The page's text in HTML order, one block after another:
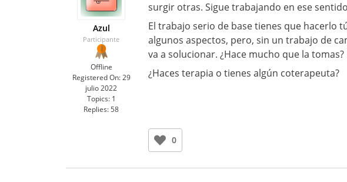
Azul
Participante
Offline
Registered On: 29
julio 2022
Topics: 1
Replies:58
surgir otras. Sigue trabajando en ese
El trabajo serio de base tienes que hacerlo
algunos aspectos, pero, sin un trabajo de
va a solucionar. ¿Hace mucho que la
¿Haces terapia o tienes algún coterapeuta?
0